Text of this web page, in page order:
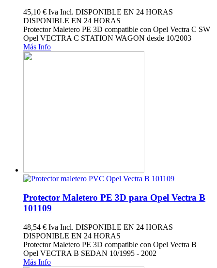
45,10 € Iva Incl. DISPONIBLE EN 24 HORAS
DISPONIBLE EN 24 HORAS
Protector Maletero PE 3D compatible con Opel Vectra C SW
Opel VECTRA C STATION WAGON desde 10/2003
Más Info
Protector Maletero PE 3D para Opel Vectra B
101109
48,54 € Iva Incl. DISPONIBLE EN 24 HORAS
DISPONIBLE EN 24 HORAS
Protector Maletero PE 3D compatible con Opel Vectra B
Opel VECTRA B SEDAN 10/1995 - 2002
Más Info